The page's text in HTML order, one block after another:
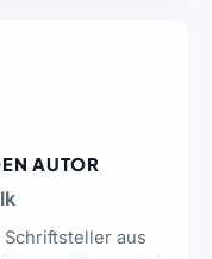
AUTOR
aus